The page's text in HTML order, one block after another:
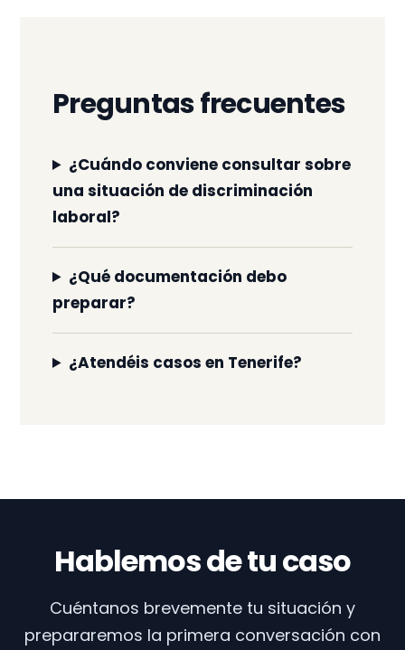
Preguntas frecuentes
¿Cuándo conviene consultar sobre
una situación de discriminación
laboral?
¿Qué documentación debo
preparar?
¿Atendéis casos en Tenerife?
Hablemos de tu caso
Cuéntanos brevemente tu situación y
prepararemos la primera conversación con